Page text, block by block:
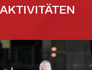
AKTIVITÄTEN